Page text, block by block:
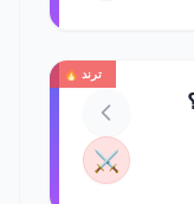
ترند 🔥
⚔️